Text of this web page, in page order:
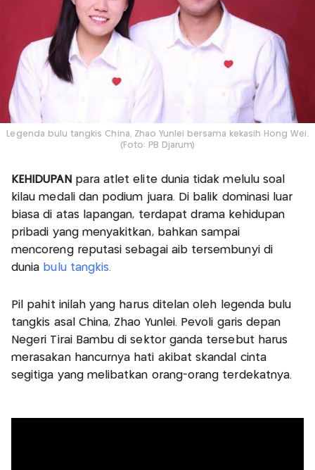
Legenda bulu tangkis China, Zhao Yunlei bersama kekasih Hong Wei.
(Foto: PB Djarum)
KEHIDUPAN para atlet elite dunia tidak melulu soal
kilau medali dan podium juara. Di balik dominasi luar
biasa di atas lapangan, terdapat drama kehidupan
pribadi yang menyakitkan, bahkan sampai
mencoreng reputasi sebagai aib tersembunyi di
dunia bulu tangkis.
Pil pahit inilah yang harus ditelan oleh legenda bulu
tangkis asal China, Zhao Yunlei. Pevoli garis depan
Negeri Tirai Bambu di sektor ganda tersebut harus
merasakan hancurnya hati akibat skandal cinta
segitiga yang melibatkan orang-orang terdekatnya.